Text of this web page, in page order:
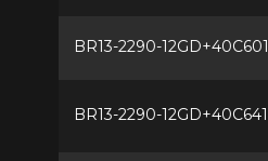
BR13-2290-12GD+40C601
BR13-2290-12GD+40C641